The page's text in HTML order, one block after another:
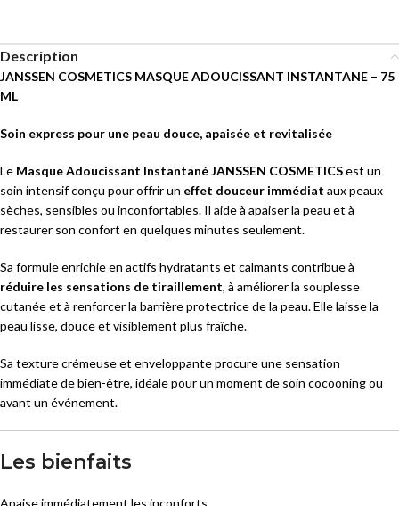
Description
JANSSEN COSMETICS MASQUE ADOUCISSANT INSTANTANE – 75
ML
Soin express pour une peau douce, apaisée et revitalisée
Le Masque Adoucissant Instantané JANSSEN COSMETICSest un
soin intensif conçu pour offrir un effet douceur immédiat aux peaux
sèches, sensibles ou inconfortables. Il aide à apaiser la peau et à
restaurer son confort en quelques minutes seulement.
Sa formule enrichie en actifs hydratants et calmants contribue à
réduire les sensations de tiraillement, à améliorer la souplesse
cutanée et à renforcer la barrière protectrice de la peau. Elle laisse la
peau lisse, douce et visiblement plus fraîche.
Sa texture crémeuse et enveloppante procure une sensation
immédiate de bien-être, idéale pour un moment de soin cocooning ou
avant un événement.
Les bienfaits